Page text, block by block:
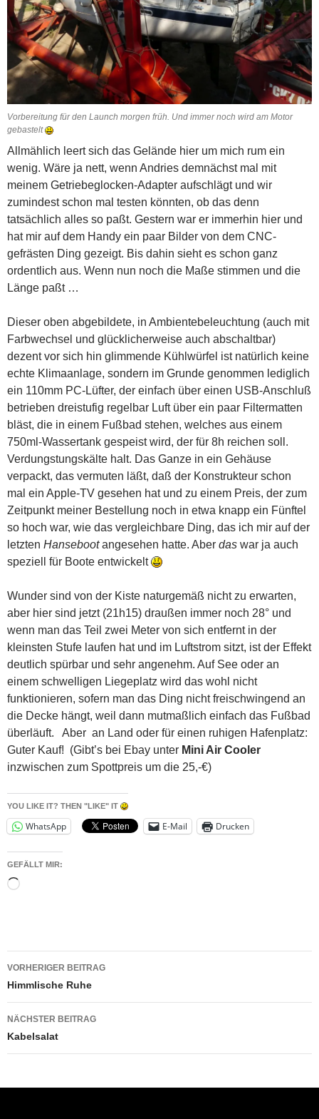
Vorbereitung für den Launch morgen früh. Und immer noch wird am Motor
gebastelt
Allmählich leert sich das Gelände hier um mich rum ein
wenig. Wäre ja nett, wenn Andries demnächst mal mit
meinem Getriebeglocken-Adapter aufschlägt und wir
zumindest schon mal testen könnten, ob das denn
tatsächlich alles so paßt. Gestern war er immerhin hier und
hat mir auf dem Handy ein paar Bilder von dem CNC-
gefrästen Ding gezeigt. Bis dahin sieht es schon ganz
ordentlich aus. Wenn nun noch die Maße stimmen und die
Länge paßt …
Dieser oben abgebildete, in Ambientebeleuchtung (auch mit
Farbwechsel und glücklicherweise auch abschaltbar)
dezent vor sich hin glimmende Kühlwürfel ist natürlich keine
echte Klimaanlage, sondern im Grunde genommen lediglich
ein 110mm PC-Lüfter, der einfach über einen USB-Anschluß
betrieben dreistufig regelbar Luft über ein paar Filtermatten
bläst, die in einem Fußbad stehen, welches aus einem
750ml-Wassertank gespeist wird, der für 8h reichen soll.
Verdungstungskälte halt. Das Ganze in ein Gehäuse
verpackt, das vermuten läßt, daß der Konstrukteur schon
mal ein Apple-TV gesehen hat und zu einem Preis, der zum
Zeitpunkt meiner Bestellung noch in etwa knapp ein Fünftel
so hoch war, wie das vergleichbare Ding, das ich mir auf der
letzten Hansebootangesehen hatte. Aber das war ja auch
speziell für Boote entwickelt
Wunder sind von der Kiste naturgemäß nicht zu erwarten,
aber hier sind jetzt (21h15) draußen immer noch 28° und
wenn man das Teil zwei Meter von sich entfernt in der
kleinsten Stufe laufen hat und im Luftstrom sitzt, ist der Effekt
deutlich spürbar und sehr angenehm. Auf See oder an
einem schwelligen Liegeplatz wird das wohl nicht
funktionieren, sofern man das Ding nicht freischwingend an
die Decke hängt, weil dann mutmaßlich einfach das Fußbad
überläuft. Aber an Land oder für einen ruhigen Hafenplatz:
Guter Kauf! (Gibt’s bei Ebay unter Mini Air Cooler
inzwischen zum Spottpreis um die 25,-€)
YOU LIKE IT? THEN "LIKE" IT
WhatsApp E-Mail Drucken
GEFÄLLT MIR:
Wird
Beitragsnavigation
VORHERIGER BEITRAG
Himmlische Ruhe
NÄCHSTER BEITRAG
Kabelsalat